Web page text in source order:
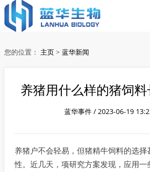
蓝华生物
您的位置： 主页> 蓝华新闻
养猪用什么样的猪饲料
蓝华事件 / 2023-06-19
养猪户不会轻易，但猪精牛饲料的选择
性。近几天，项研究方案发现，应用一